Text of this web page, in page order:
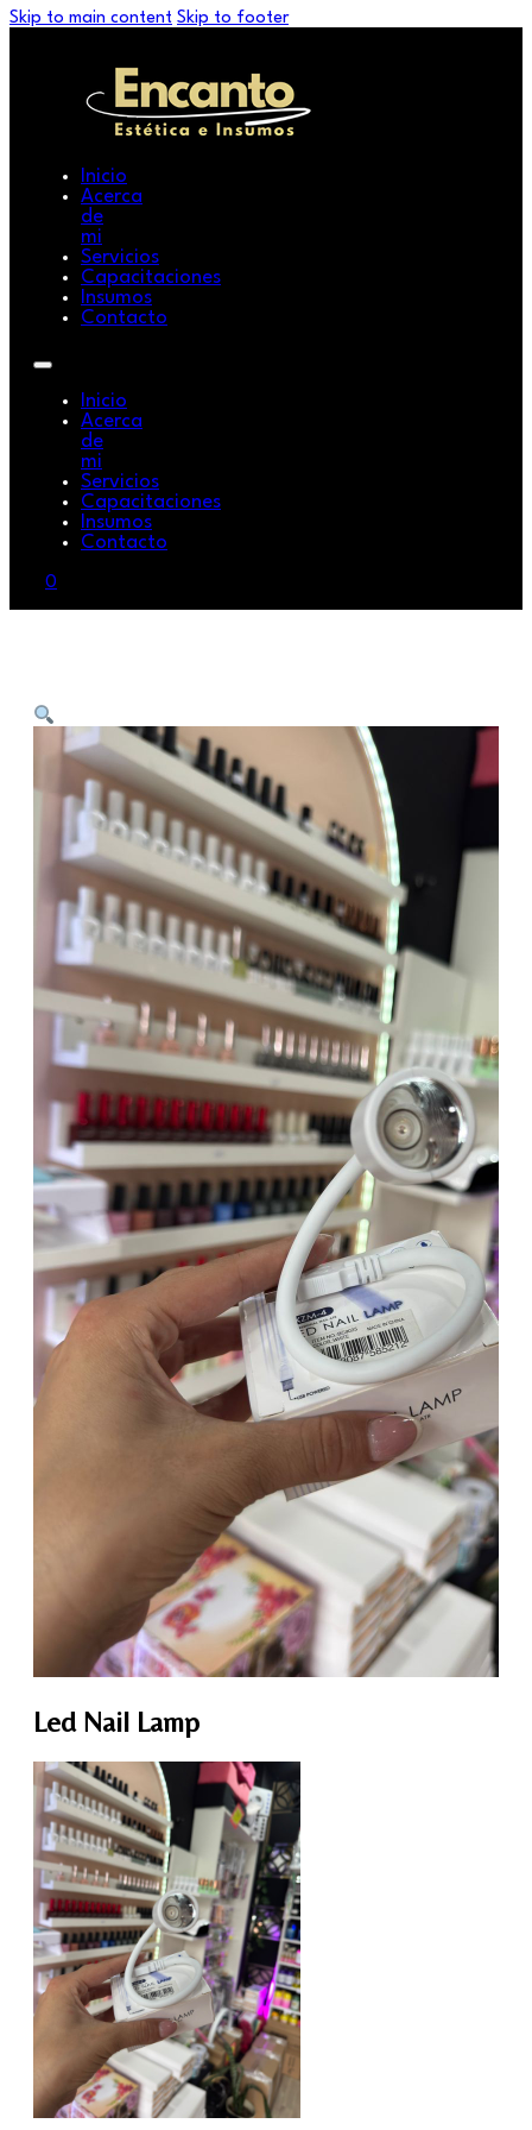
Skip to main content Skip to footer
Inicio
Acerca
de
mi
Servicios
Capacitaciones
Insumos
Contacto
Inicio
Acerca
de
mi
Servicios
Capacitaciones
Insumos
Contacto
0
Led Nail Lamp